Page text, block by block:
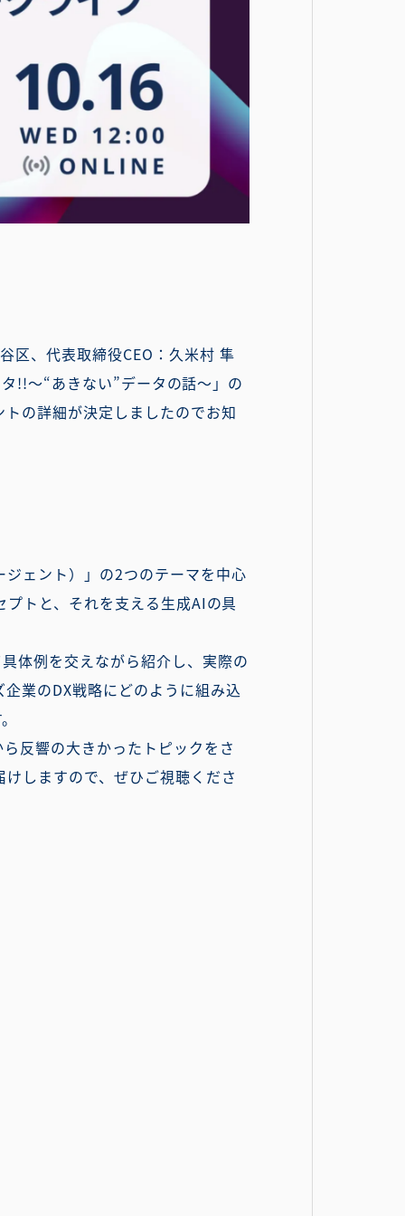
区、代表取締役CEO：久米村 隼
!!〜“あきない”データの話〜」の
の詳細が決定しましたのでお知
ェント）」の2つのテーマを中心
トと、それを支える生成AIの具
体例を交えながら紹介し、実際の
業のDX戦略にどのように組み込
反響の大きかったトピックをさ
しますので、ぜひご視聴くださ